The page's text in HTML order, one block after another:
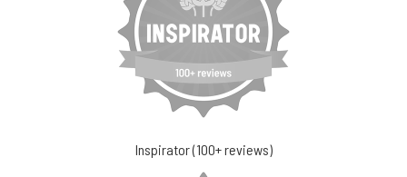
Inspirator (100+ reviews)